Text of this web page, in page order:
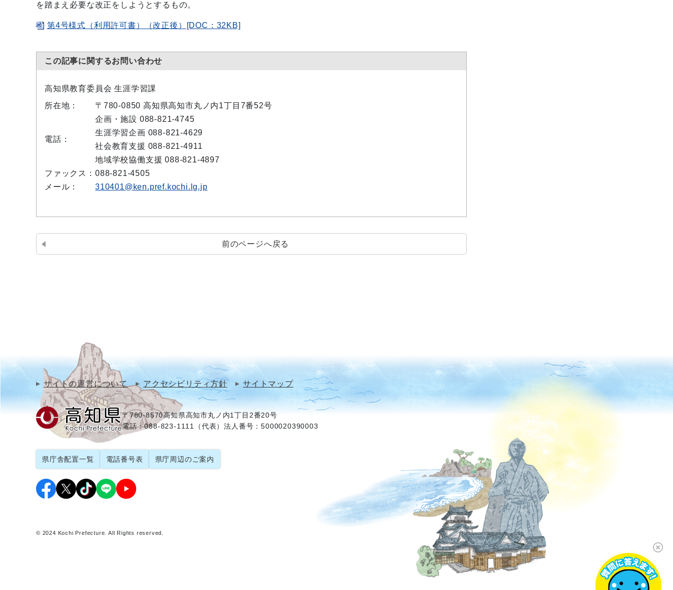
を踏まえ必要な改正をしようとするもの。
第4号様式（利用許可書）（改正後）[DOC：32KB]
この記事に関するお問い合わせ
高知県教育委員会 生涯学習課
所在地：
〒780-0850 高知県高知市丸ノ内1丁目7番52号
電話：
企画・施設 088-821-4745
生涯学習企画 088-821-4629
社会教育支援 088-821-4911
地域学校協働支援 088-821-4897
ファックス： 088-821-4505
メール：
310401@ken.pref.kochi.lg.jp
前のページへ戻る
サイトの運営について アクセシビリティ方針 サイトマップ
〒780-8570高知県高知市丸ノ内1丁目2番20号
電話：088-823-1111（代表）法人番号：5000020390003
県庁舎配置一覧 電話番号表 県庁周辺のご案内
© 2024 Kochi Prefecture. All Rights reserved.